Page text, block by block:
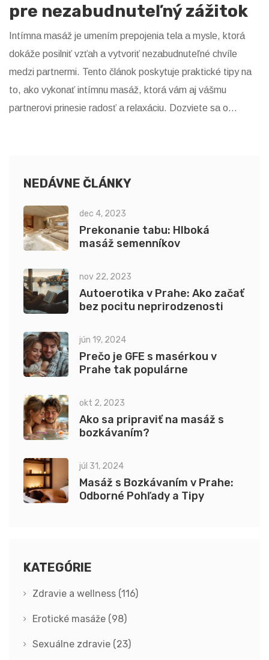
pre nezabudnuteľný zážitok
Intímna masáž je umením prepojenia tela a mysle, ktorá
dokáže posilniť vzťah a vytvoriť nezabudnuteľné chvíle
medzi partnermi. Tento článok poskytuje praktické tipy na
to, ako vykonať intímnu masáž, ktorá vám aj vášmu
partnerovi prinesie radosť a relaxáciu. Dozviete sa o
pomôcok, ktoré podporia celý zážitok. Naučte sa vytvoriť
spojenie.
NEDÁVNE ČLÁNKY
dec 4, 2023
Prekonanie tabu: Hlboká
masáž semenníkov
nov 22, 2023
Autoerotika v Prahe: Ako začať
bez pocitu neprirodzenosti
jún 19, 2024
Prečo je GFE s masérkou v
Prahe tak populárne
okt 2, 2023
Ako sa pripraviť na masáž s
bozkávaním?
júl 31, 2024
Masáž s Bozkávaním v Prahe:
Odborné Pohľady a Tipy
KATEGÓRIE
Zdravie a wellness (116)
Erotické masáže (98)
Sexuálne zdravie (23)